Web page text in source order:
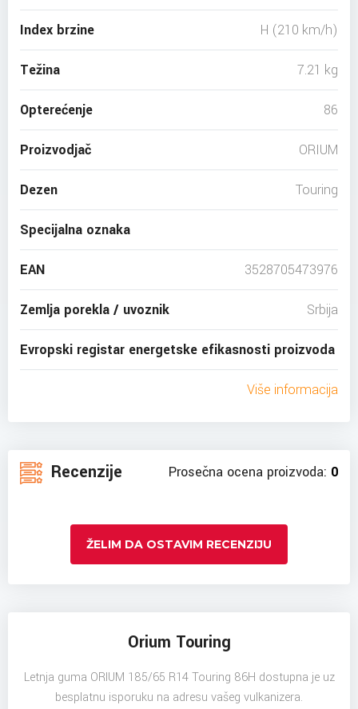
Index brzine H (210 km/h)
Težina 7.21 kg
Opterećenje 86
Proizvodjač ORIUM
Dezen Touring
Specijalna oznaka
EAN 3528705473976
Zemlja porekla / uvoznik Srbija
Evropski registar energetske efikasnosti proizvoda
Više informacija
Recenzije Prosečna ocena proizvoda: 0
ŽELIM DA OSTAVIM RECENZIJU
Orium Touring
Letnja guma ORIUM 185/65 R14 Touring 86H dostupna je uz
besplatnu isporuku na adresu vašeg vulkanizera.